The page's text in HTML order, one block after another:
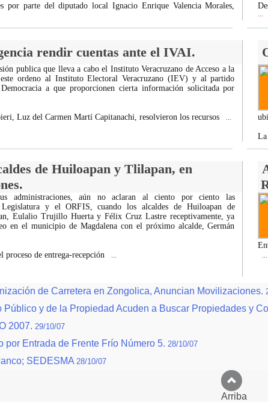
por parte del diputado local Ignacio Enrique Valencia Morales,
rendir cuentas ante el IVAI.
publica que lleva a cabo el Instituto Veracruzano de Acceso a la
ordeno al Instituto Electoral Veracruzano (IEV) y al partido
a que proporcionen cierta información solicitada por
Luz del Carmen Martí Capitanachi, resolvieron los recursos
de Huiloapan y Tlilapan, en
administraciones, aún no aclaran al ciento por ciento las
Legislatura y el ORFIS, cuando los alcaldes de Huiloapan de
Eulalio Trujillo Huerta y Félix Cruz Lastre receptivamente, ya
en el municipio de Magdalena con el próximo alcalde, Germán
proceso de entrega-recepción
de Carretera en Zongolica, Anuncian Movilizaciones.
y de la Propiedad Acuden a Buscar Propiedades y
2007. 29/10/07
por Entrada de Frente Frío Número 5. 28/10/07
SEDESMA 28/10/07